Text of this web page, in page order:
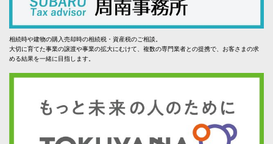
相続時や建物の購入売却時の相続税・資産税のご相談。
大切に育てた事業の譲渡や事業の拡大にむけて、複数の専門業者との提携で、お客さまの求
める結果を一緒に目指します。